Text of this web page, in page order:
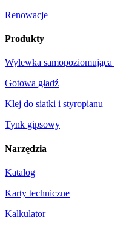
Renowacje
Produkty
Wylewka samopoziomująca
Gotowa gładź
Klej do siatki i styropianu
Tynk gipsowy
Narzędzia
Katalog
Karty techniczne
Kalkulator